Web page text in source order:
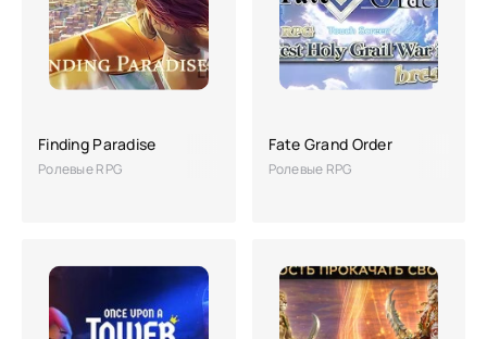
Finding Paradise
Ролевые RPG
Fate Grand Order
Ролевые RPG